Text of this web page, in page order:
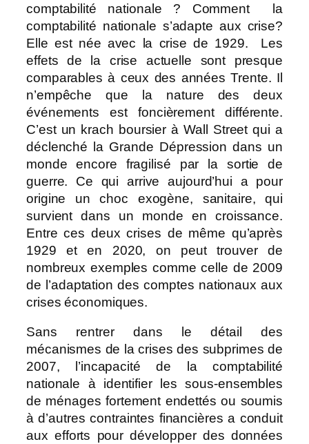
comptabilité nationale ? Comment la
comptabilité nationale s’adapte aux crise?
Elle est née avec la crise de 1929. Les
effets de la crise actuelle sont presque
comparables à ceux des années Trente. Il
n’empêche que la nature des deux
événements est foncièrement différente.
C’est un krach boursier à Wall Street qui a
déclenché la Grande Dépression dans un
monde encore fragilisé par la sortie de
guerre. Ce qui arrive aujourd’hui a pour
origine un choc exogène, sanitaire, qui
survient dans un monde en croissance.
Entre ces deux crises de même qu’après
1929 et en 2020, on peut trouver de
nombreux exemples comme celle de 2009
de l’adaptation des comptes nationaux aux
crises économiques.
Sans rentrer dans le détail des
mécanismes de la crises des subprimes de
2007, l’incapacité de la comptabilité
nationale à identifier les sous-ensembles
de ménages fortement endettés ou soumis
à d’autres contraintes financières a conduit
aux efforts pour développer des données